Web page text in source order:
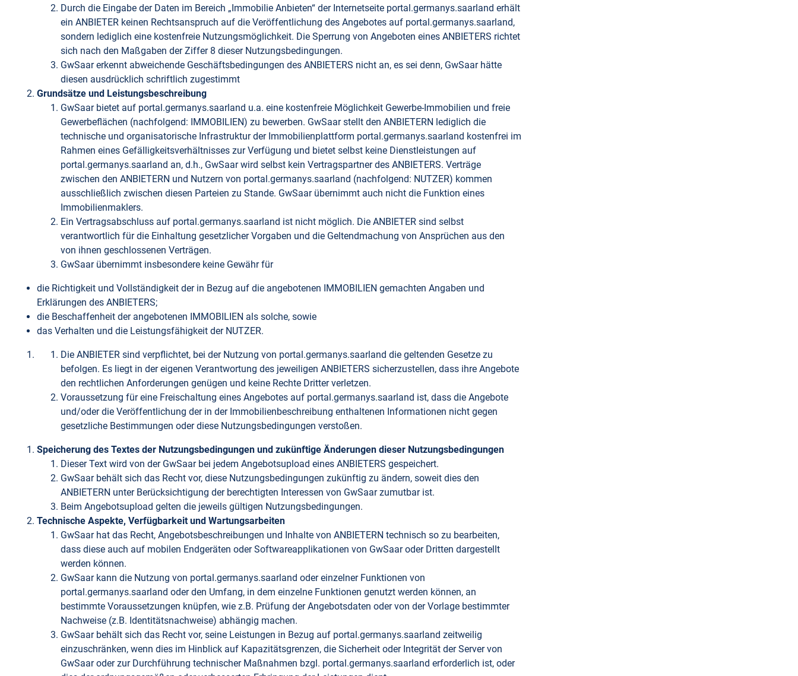
Durch die Eingabe der Daten im Bereich „Immobilie Anbieten“ der Internetseite portal.germanys.saarland erhält
ein ANBIETER keinen Rechtsanspruch auf die Veröffentlichung des Angebotes auf portal.germanys.saarland,
sondern lediglich eine kostenfreie Nutzungsmöglichkeit. Die Sperrung von Angeboten eines ANBIETERS richtet
sich nach den Maßgaben der Ziffer 8 dieser Nutzungsbedingungen.
GwSaar erkennt abweichende Geschäftsbedingungen des ANBIETERS nicht an, es sei denn, GwSaar hätte
diesen ausdrücklich schriftlich zugestimmt
Grundsätze und Leistungsbeschreibung
GwSaar bietet auf portal.germanys.saarland u.a. eine kostenfreie Möglichkeit Gewerbe-Immobilien und freie
Gewerbeflächen (nachfolgend: IMMOBILIEN) zu bewerben. GwSaar stellt den ANBIETERN lediglich die
technische und organisatorische Infrastruktur der Immobilienplattform portal.germanys.saarland kostenfrei im
Rahmen eines Gefälligkeitsverhältnisses zur Verfügung und bietet selbst keine Dienstleistungen auf
portal.germanys.saarland an, d.h., GwSaar wird selbst kein Vertragspartner des ANBIETERS. Verträge
zwischen den ANBIETERN und Nutzern von portal.germanys.saarland (nachfolgend: NUTZER) kommen
ausschließlich zwischen diesen Parteien zu Stande. GwSaar übernimmt auch nicht die Funktion eines
Immobilienmaklers.
Ein Vertragsabschluss auf portal.germanys.saarland ist nicht möglich. Die ANBIETER sind selbst
verantwortlich für die Einhaltung gesetzlicher Vorgaben und die Geltendmachung von Ansprüchen aus den
von ihnen geschlossenen Verträgen.
GwSaar übernimmt insbesondere keine Gewähr für
die Richtigkeit und Vollständigkeit der in Bezug auf die angebotenen IMMOBILIEN gemachten Angaben und
Erklärungen des ANBIETERS;
die Beschaffenheit der angebotenen IMMOBILIEN als solche, sowie
das Verhalten und die Leistungsfähigkeit der NUTZER.
Die ANBIETER sind verpflichtet, bei der Nutzung von portal.germanys.saarland die geltenden Gesetze zu
befolgen. Es liegt in der eigenen Verantwortung des jeweiligen ANBIETERS sicherzustellen, dass ihre Angebote
den rechtlichen Anforderungen genügen und keine Rechte Dritter verletzen.
Voraussetzung für eine Freischaltung eines Angebotes auf portal.germanys.saarland ist, dass die Angebote
und/oder die Veröffentlichung der in der Immobilienbeschreibung enthaltenen Informationen nicht gegen
gesetzliche Bestimmungen oder diese Nutzungsbedingungen verstoßen.
Speicherung des Textes der Nutzungsbedingungen und zukünftige Änderungen dieser Nutzungsbedingungen
Dieser Text wird von der GwSaar bei jedem Angebotsupload eines ANBIETERS gespeichert.
GwSaar behält sich das Recht vor, diese Nutzungsbedingungen zukünftig zu ändern, soweit dies den
ANBIETERN unter Berücksichtigung der berechtigten Interessen von GwSaar zumutbar ist.
Beim Angebotsupload gelten die jeweils gültigen Nutzungsbedingungen.
Technische Aspekte, Verfügbarkeit und Wartungsarbeiten
GwSaar hat das Recht, Angebotsbeschreibungen und Inhalte von ANBIETERN technisch so zu bearbeiten,
dass diese auch auf mobilen Endgeräten oder Softwareapplikationen von GwSaar oder Dritten dargestellt
werden können.
GwSaar kann die Nutzung von portal.germanys.saarland oder einzelner Funktionen von
portal.germanys.saarland oder den Umfang, in dem einzelne Funktionen genutzt werden können, an
bestimmte Voraussetzungen knüpfen, wie z.B. Prüfung der Angebotsdaten oder von der Vorlage bestimmter
Nachweise (z.B. Identitätsnachweise) abhängig machen.
GwSaar behält sich das Recht vor, seine Leistungen in Bezug auf portal.germanys.saarland zeitweilig
einzuschränken, wenn dies im Hinblick auf Kapazitätsgrenzen, die Sicherheit oder Integrität der Server von
GwSaar oder zur Durchführung technischer Maßnahmen bzgl. portal.germanys.saarland erforderlich ist, oder